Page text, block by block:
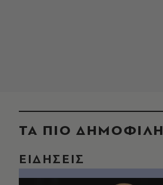
ΤΑ ΠΙΟ ΔΗΜΟΦΙΛΗ
ΕΙΔΗΣΕΙΣ